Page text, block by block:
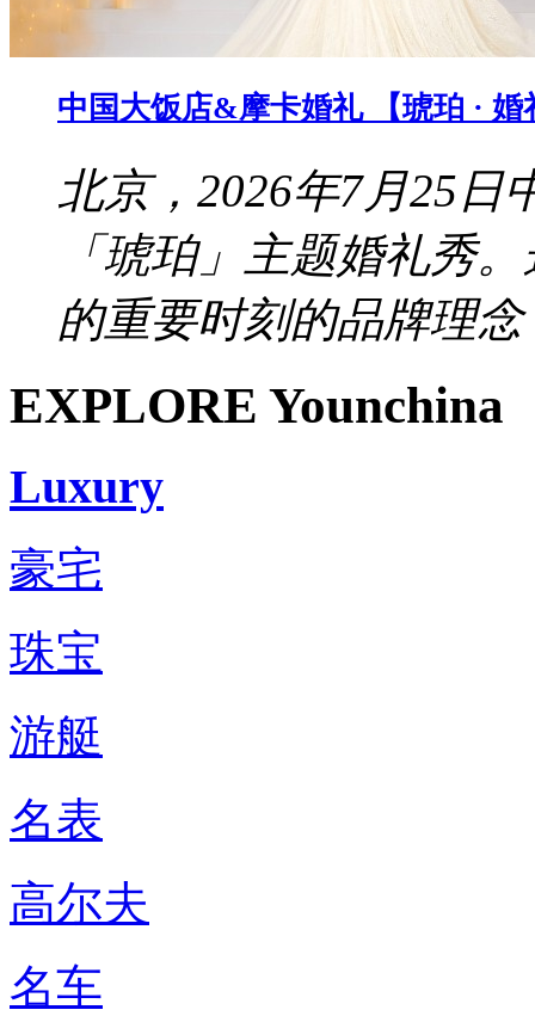
中国大饭店&摩卡婚礼 【琥珀 ·
北京，2026年7月25日
「琥珀」主题婚礼秀
的重要时刻的品牌理念
EXPLORE Younchina
Luxury
豪宅
珠宝
游艇
名表
高尔夫
名车